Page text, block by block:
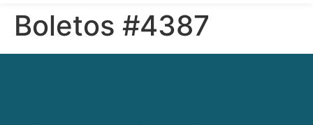
Boletos #4387